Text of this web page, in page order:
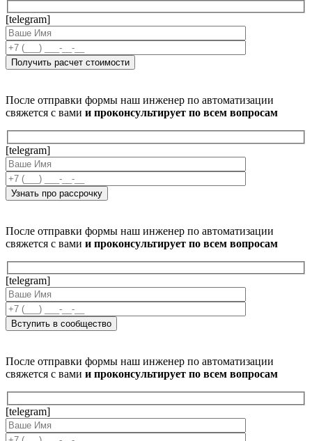
[telegram]
После отправки формы наш инженер по автоматизации
свяжется с вами и проконсультирует по всем вопросам
[telegram]
После отправки формы наш инженер по автоматизации
свяжется с вами и проконсультирует по всем вопросам
[telegram]
После отправки формы наш инженер по автоматизации
свяжется с вами и проконсультирует по всем вопросам
[telegram]